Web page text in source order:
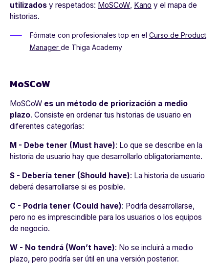
utilizados y respetados: MoSCoW, Kano y el mapa de
historias.
Fórmate con profesionales top en el Curso de Product
Manager de Thiga Academy
MoSCoW
MoSCoW es un método de priorización a medio
plazo. Consiste en ordenar tus historias de usuario en
diferentes categorías:
M - Debe tener (Must have): Lo que se describe en la
historia de usuario hay que desarrollarlo obligatoriamente.
S - Debería tener (Should have): La historia de usuario
deberá desarrollarse si es posible.
C - Podría tener (Could have): Podría desarrollarse,
pero no es imprescindible para los usuarios o los equipos
de negocio.
W - No tendrá (Won’t have): No se incluirá a medio
plazo, pero podría ser útil en una versión posterior.